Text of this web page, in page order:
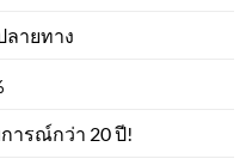
ลายทาง
ารณ์กว่า 20 ปี!